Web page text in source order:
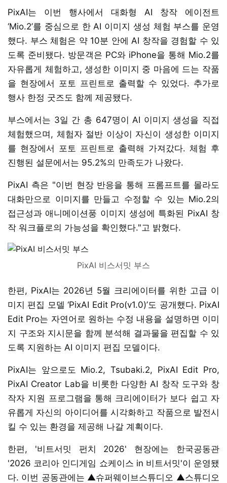
PixAI는 이번 행사에서 대화형 AI 창작 에이전트
‘Mio.2’를 중심으로 한 AI 이미지 생성 체험 부스를 운영
했다. 부스 체험은 약 10분 안에 AI 창작을 경험할 수 있
도록 준비됐다. 방문객은 PC와 iPhone을 통해 Mio.2를
자유롭게 체험하고, 생성한 이미지 중 마음에 드는 작품
을 현장에서 포토 프린트로 출력할 수 있었다. 추가로
행사 한정 굿즈도 함께 제공됐다.
부스에서는 3일 간 총 647명이 AI 이미지 생성을 직접
체험했으며, 체험자 절반 이상이 자신이 생성한 이미지
를 현장에서 포토 프린트로 출력해 가져갔다. 체험 후
진행된 설문에서는 95.2%의 만족도가 나왔다.
PixAI 측은 "이번 현장 반응을 통해 프롬프트를 몰라도
대화만으로 이미지를 만들고 수정할 수 있는 Mio.2의
접근성과 애니메이션풍 이미지 생성에 특화된 PixAI 창
작 워크플로의 가능성을 확인했다."고 밝혔다.
PixAI 비스서밋 부스
한편, PixAI는 2026년 5월 크리에이터를 위한 고급 이
미지 편집 모델 ‘PixAI Edit Pro(v1.0)’도 공개했다. PixAI
Edit Pro는 자연어로 원하는 수정 내용을 설명하면 이미
지 구조와 지시문을 함께 분석해 결과물을 편집할 수 있
도록 지원하는 AI 이미지 편집 모델이다.
PixAI는 앞으로도 Mio.2, Tsubaki.2, PixAI Edit Pro,
PixAI Creator Lab을 비롯한 다양한 AI 창작 도구와 창
작자 지원 프로그램을 통해 크리에이터가 보다 쉽고 자
유롭게 자신의 아이디어를 시각화하고 작품으로 발전시
킬 수 있는 환경을 제공해 나갈 계획이다.
한편, '비트서밋 펀치 2026' 현장에는 한국공동관
'2026 코리아 인디게임 쇼케이스 in 비트서밋'이 운영됐
다. 이번 공동관에는 ▲슈퍼웨이브스튜디오 ▲스튜디오